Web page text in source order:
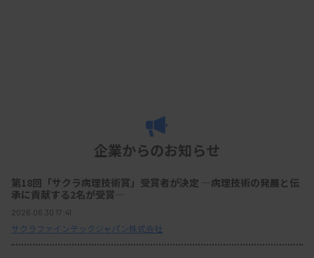
企業からのお知らせ
第18回「サクラ病理技術賞」受賞者が決定 ―病理技術の発展と伝
承に貢献する2名が受賞―
2026.06.30 17:41
サクラファインテックジャパン株式会社